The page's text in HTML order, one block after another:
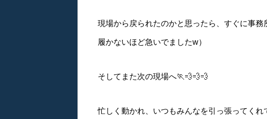
現場から戻られたのかと思ったら、すぐに事
履かないほど急いでましたw）
そしてまた次の現場へ🏃💨💨💨
忙しく動かれ、いつもみんなを引っ張ってくれ